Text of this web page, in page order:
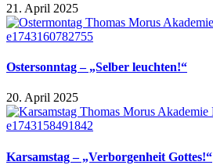
21. April 2025
Ostersonntag – „Selber leuchten!“
20. April 2025
Karsamstag – „Verborgenheit Gottes!“